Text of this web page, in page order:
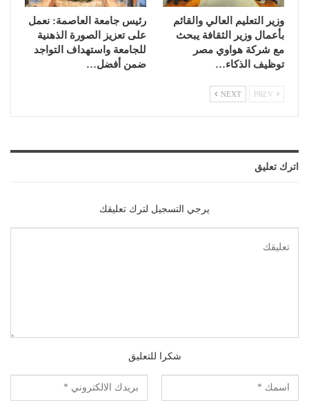
وزير التعليم العالي والقائم
بأعمال وزير الثقافة يبحث
مع شركة هواوي مصر
توظيف الذكاء…
رئيس جامعة العاصمة: نعمل
على تعزيز الصورة الذهنية
للجامعة واستهداف التواجد
ضمن أفضل…
NEXT
اترك تعليق
يرجي التسجيل لترك تعليقك
شكرا للتعليق